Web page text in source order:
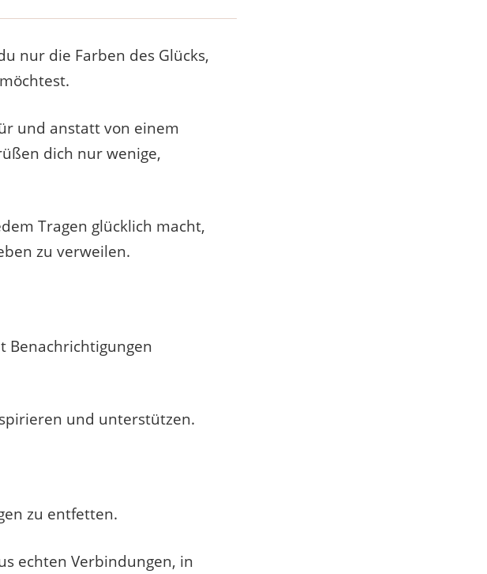
nur die Farben des Glücks,
und anstatt von einem
dich nur wenige,
Tragen glücklich macht,
zu verweilen.
Benachrichtigungen
und unterstützen.
zu entfetten.
echten Verbindungen, in